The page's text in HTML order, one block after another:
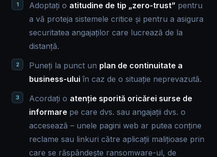
Adoptați o atitudine de tip „zero-trust” pentru
a vă proteja sistemele critice și pentru a asigura
securitatea angajaților care lucrează de la
distanță.
Puneți la punct un plan de continuitate a
business-ului în caz de o situație neprevazută.
Acordați o atenție sporită oricărei surse de
informare pe care dvs. sau angajații dvs. o
accesează – unele pagini web ar putea conține
reclame sau linkuri către aplicații malițioase prin
care se răspândește ransomware-ul, de